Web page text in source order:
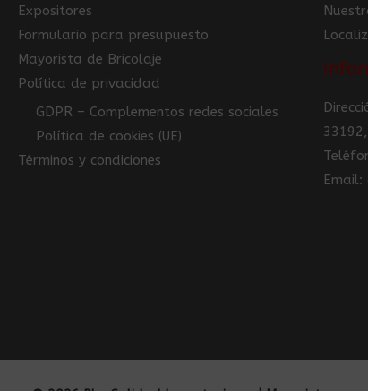
Expositores
Formulario para presupuesto
Mayorista de Bricolaje
Política de privacidad
GDPR – Complementos redes sociales
Política de cookies (UE)
Términos y condiciones